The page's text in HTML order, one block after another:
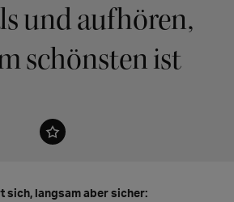
und aufhören,
schönsten ist
sich, langsam aber sicher: